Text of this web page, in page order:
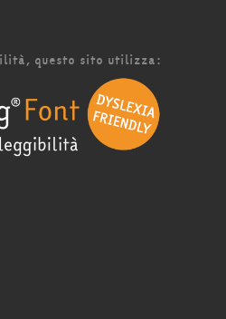
questo sito utilizza: